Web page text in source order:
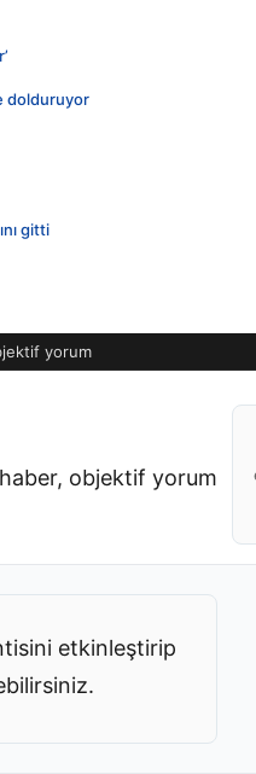
dolduruyor
gitti
yorum
objektif yorum
etkinleştirip